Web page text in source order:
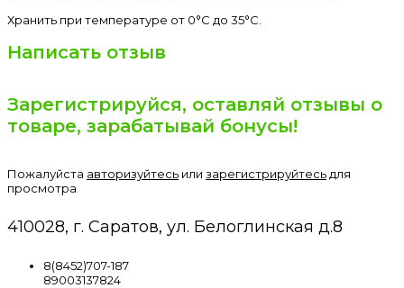
Хранить при температуре от 0°С до 35°С.
Написать отзыв
Зарегистрируйся, оставляй отзывы о
товаре, зарабатывай бонусы!
Пожалуйста авторизуйтесь или зарегистрируйтесь для
просмотра
410028, г. Саратов, ул. Белоглинская д.8
8(8452)707-187
89003137824